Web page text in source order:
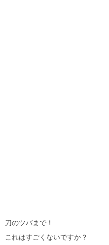
刀のツバまで！
これはすごくないですか？